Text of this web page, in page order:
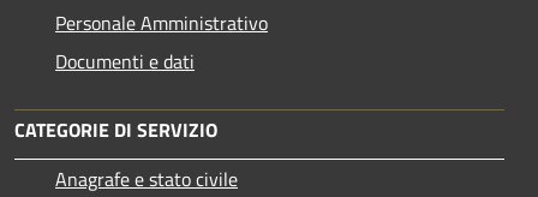
Personale Amministrativo
Documenti e dati
CATEGORIE DI SERVIZIO
Anagrafe e stato civile